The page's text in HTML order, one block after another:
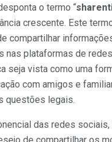
o termo “
crescente. Este
compartilhar
nas plataformas de
seja vista como uma
com amigos e
questões legais.
das redes sociais,